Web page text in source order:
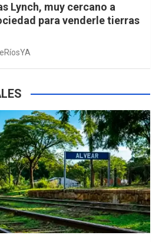
Lynch, muy cercano a
para venderle tierras